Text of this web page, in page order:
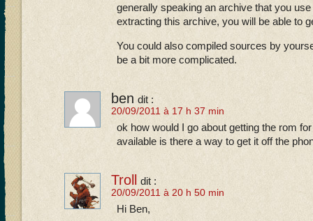
generally speaking an archive that you
extracting this archive, you will be able to
You could also compiled sources by
be a bit more complicated.
ben dit :
20/09/2011 à 17 h 37 min
ok how would I go about getting the rom
available is there a way to get it off the
Troll dit :
20/09/2011 à 20 h 50 min
Hi Ben,